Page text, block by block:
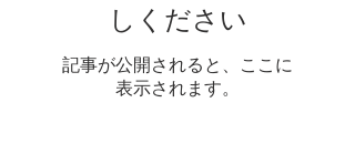
しください
記事が公開されると、ここに
表示されます。